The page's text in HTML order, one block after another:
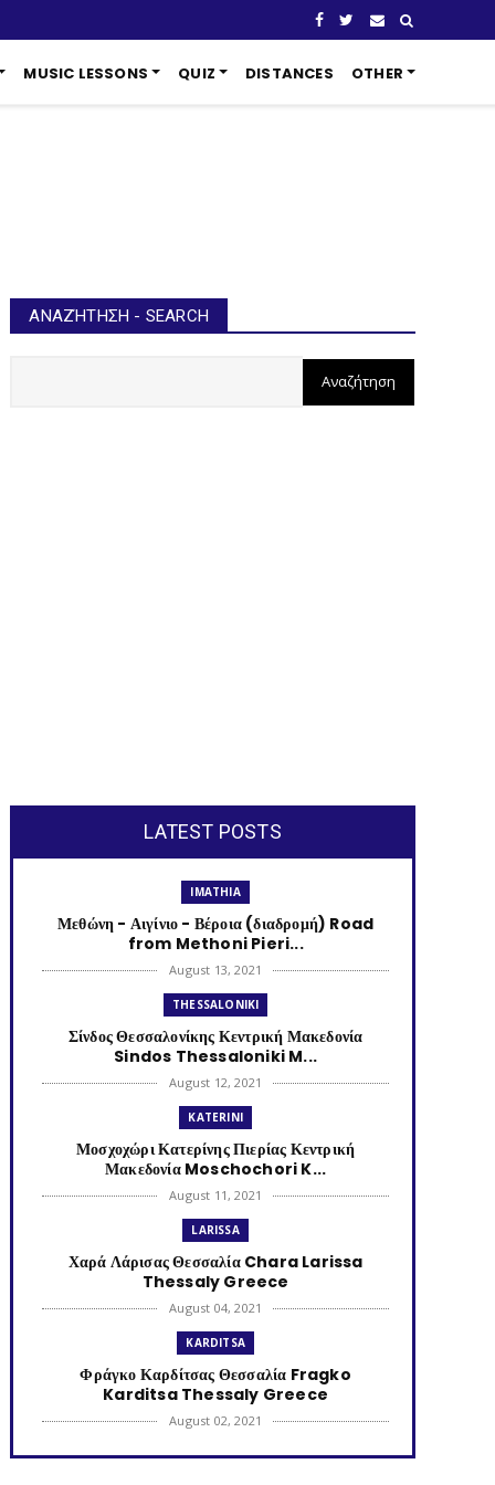
MUSIC LESSONS QUIZ DISTANCES OTHER
ΑΝΑΖΉΤΗΣΗ - SEARCH
LATEST POSTS
IMATHIA
Μεθώνη - Αιγίνιο - Βέροια (διαδρομή) Road
from Methoni Pieri...
August 13, 2021
THESSALONIKI
Σίνδος Θεσσαλονίκης Κεντρική Μακεδονία
Sindos Thessaloniki M...
August 12, 2021
KATERINI
Μοσχοχώρι Κατερίνης Πιερίας Κεντρική
Μακεδονία Moschochori K...
August 11, 2021
LARISSA
Χαρά Λάρισας Θεσσαλία Chara Larissa
Thessaly Greece
August 04, 2021
KARDITSA
Φράγκο Καρδίτσας Θεσσαλία Fragko
Karditsa Thessaly Greece
August 02, 2021
KATERINI